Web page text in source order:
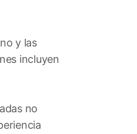
y las
incluyen
no